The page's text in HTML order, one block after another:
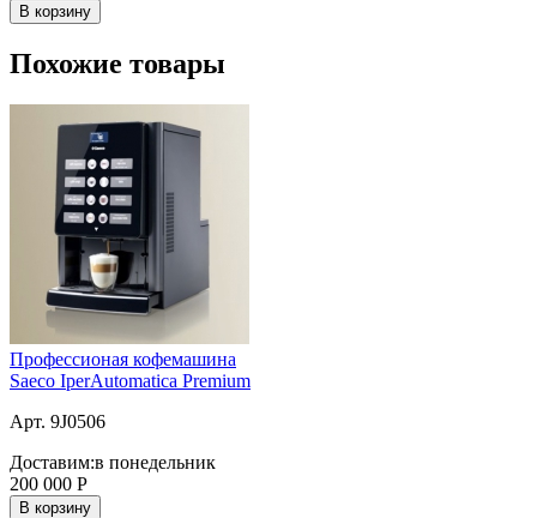
В корзину
Похожие товары
Профессионая кофемашина
Saeco IperAutomatica Premium
Арт. 9J0506
Доставим:в понедельник
200 000 Р
В корзину